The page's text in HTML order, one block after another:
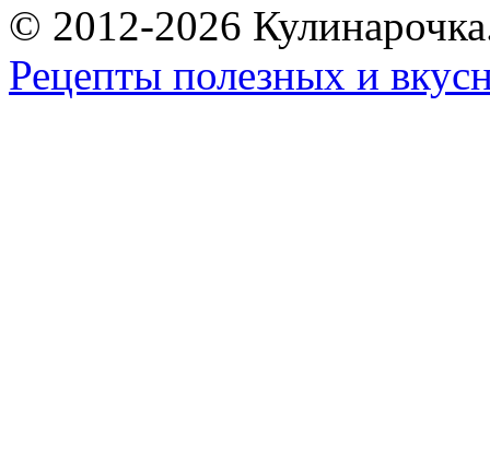
© 2012-2026
Рецепты полезных и